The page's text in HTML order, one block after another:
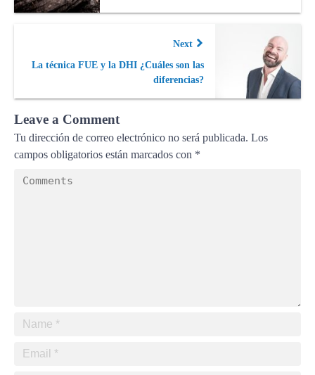
Next
La técnica FUE y la DHI ¿Cuáles son las
diferencias?
Leave a Comment
Tu dirección de correo electrónico no será publicada. Los
campos obligatorios están marcados con *